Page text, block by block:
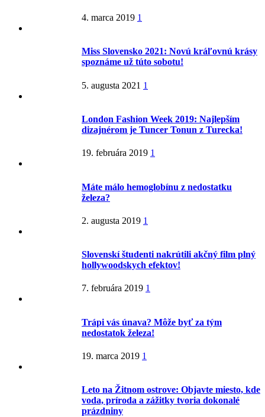
4. marca 2019 1
Miss Slovensko 2021: Novú kráľovnú krásy
spoznáme už túto sobotu!
5. augusta 2021 1
London Fashion Week 2019: Najlepším
dizajnérom je Tuncer Tonun z Turecka!
19. februára 2019 1
Máte málo hemoglobínu z nedostatku
železa?
2. augusta 2019 1
Slovenskí študenti nakrútili akčný film plný
hollywoodskych efektov!
7. februára 2019 1
Trápi vás únava? Môže byť za tým
nedostatok železa!
19. marca 2019 1
Leto na Žitnom ostrove: Objavte miesto, kde
voda, príroda a zážitky tvoria dokonalé
prázdniny